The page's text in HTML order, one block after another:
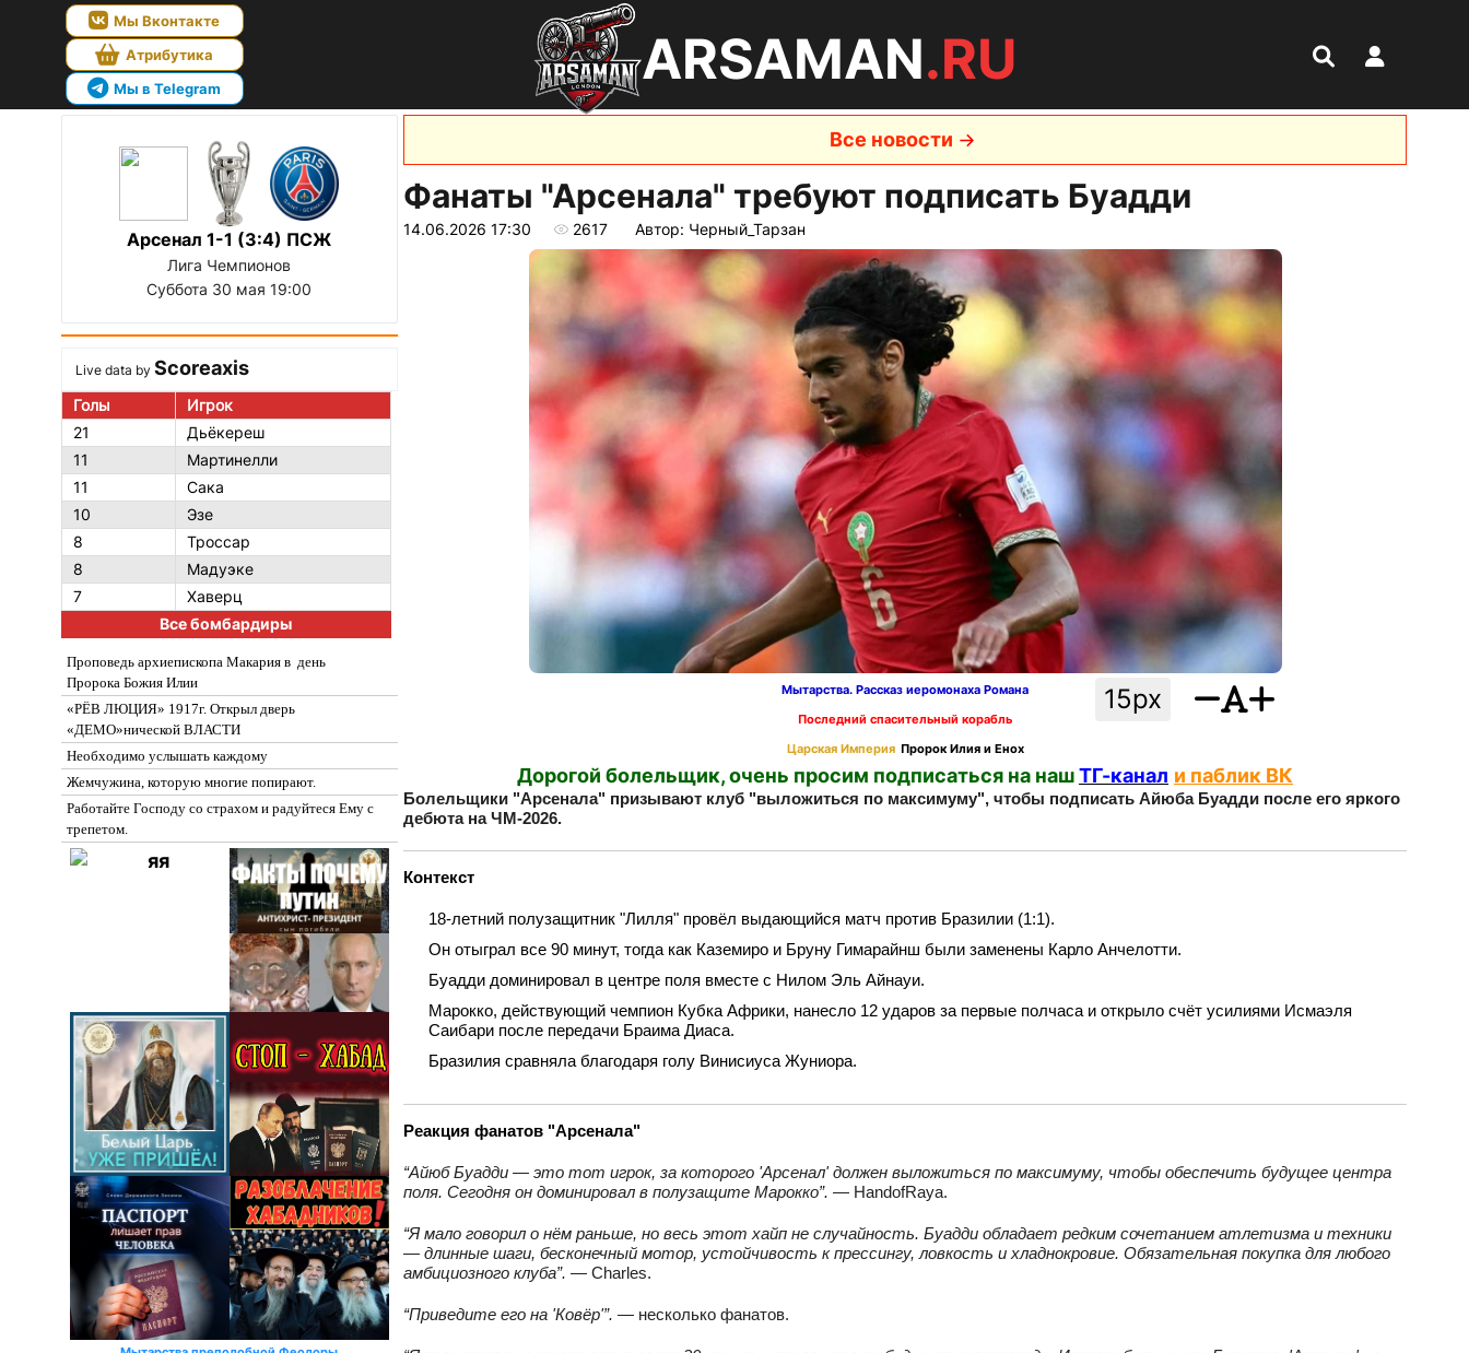
Мы Вконтакте
Атрибутика
Мы в Telegram
ARSAMAN.RU
Арсенал 1-1 (3:4) ПСЖ
Лига Чемпионов
Суббота 30 мая 19:00
Live data by Scoreaxis
Голы
Игрок
21
Дьёкереш
11
Мартинелли
11
Сака
10
Эзе
8
Троссар
8
Мадуэке
7
Хаверц
Все бомбардиры
Проповедь архиепископа Макария в день
Пророка Божия Илии
«РЁВ ЛЮЦИЯ» 1917г. Открыл дверь
«ДЕМО»нической ВЛАСТИ
Необходимо услышать каждому
Жемчужина, которую многие попирают.
Работайте Господу со страхом и радуйтеся Ему с
трепетом.
Все новости
Фанаты "Арсенала" требуют подписать Буадди
14.06.2026 17:30 2617 Автор: Черный_Тарзан
15px
Мытарства. Рассказ иеромонаха Романа
Последний спасительный корабль
Царская Империя Пророк Илия и Енох
Дорогой болельщик, очень просим подписаться на нашТГ-канал и паблик ВК
Болельщики "Арсенала" призывают клуб "выложиться по максимуму", чтобы подписать Айюба Буадди после его яркого
дебюта на ЧМ‑2026.
Контекст
18‑летний полузащитник "Лилля" провёл выдающийся матч против Бразилии (1:1).
Он отыграл все 90 минут, тогда как Каземиро и Бруну Гимарайнш были заменены Карло Анчелотти.
Буадди доминировал в центре поля вместе с Нилом Эль Айнауи.
Марокко, действующий чемпион Кубка Африки, нанесло 12 ударов за первые полчаса и открыло счёт усилиями Исмаэля
Саибари после передачи Браима Диаса.
Бразилия сравняла благодаря голу Винисиуса Жуниора.
Реакция фанатов "Арсенала"
“Айюб Буадди — это тот игрок, за которого 'Арсенал' должен выложиться по максимуму, чтобы обеспечить будущее центра
поля. Сегодня он доминировал в полузащите Марокко”. — HandofRaya.
“Я мало говорил о нём раньше, но весь этот хайп не случайность. Буадди обладает редким сочетанием атлетизма и техники
— длинные шаги, бесконечный мотор, устойчивость к прессингу, ловкость и хладнокровие. Обязательная покупка для любого
амбициозного клуба”. — Charles.
“Приведите его на 'Ковёр'”. — несколько фанатов.